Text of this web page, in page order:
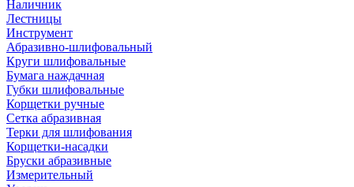
Наличник
Лестницы
Инструмент
Абразивно-шлифовальный
Круги шлифовальные
Бумага наждачная
Губки шлифовальные
Корщетки ручные
Сетка абразивная
Терки для шлифования
Корщетки-насадки
Бруски абразивные
Измерительный